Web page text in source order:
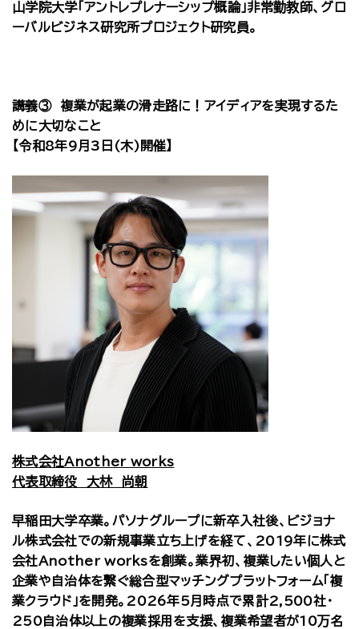
山学院大学「アントレプレナーシップ概論」非常勤教師、グロ
ーバルビジネス研究所プロジェクト研究員。
講義③ 複業が起業の滑走路に！アイディアを実現するた
めに大切なこと
【令和8年9月3日(木)開催】
株式会社Another works
代表取締役 大林 尚朝
早稲田大学卒業。パソナグループに新卒入社後、ビジョナ
ル株式会社での新規事業立ち上げを経て、2019年に株式
会社Another worksを創業。業界初、複業したい個人と
企業や自治体を繋ぐ総合型マッチングプラットフォーム「複
業クラウド」を開発。2026年5月時点で累計2,500社・
250自治体以上の複業採用を支援、複業希望者が10万名